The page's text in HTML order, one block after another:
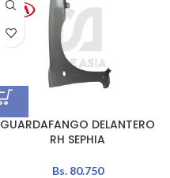
GUARDAFANGO DELANTERO
RH SEPHIA
Bs.80.750